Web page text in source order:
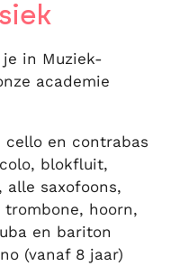
in Muziek-
academie
cello en contrabas
blokfluit,
saxofoons,
hoorn,
en bariton
(vanaf 8 jaar)